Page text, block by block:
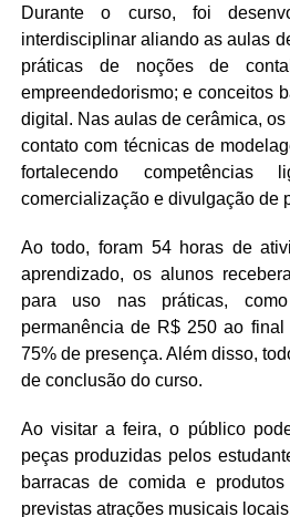
Durante o curso, foi
interdisciplinar aliando as aulas
práticas de noções de
empreendedorismo; e conceitos
digital. Nas aulas de cerâmica,
contato com técnicas de
fortalecendo competências
comercialização e divulgação de
Ao todo, foram 54 horas de
aprendizado, os alunos
para uso nas práticas,
permanência de R$ 250 ao final
75% de presença. Além disso,
de conclusão do curso.
Ao visitar a feira, o público
peças produzidas pelos
barracas de comida e
previstas atrações musicais